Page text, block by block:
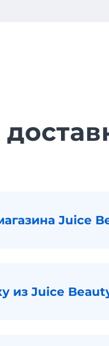
Juice
из Juice